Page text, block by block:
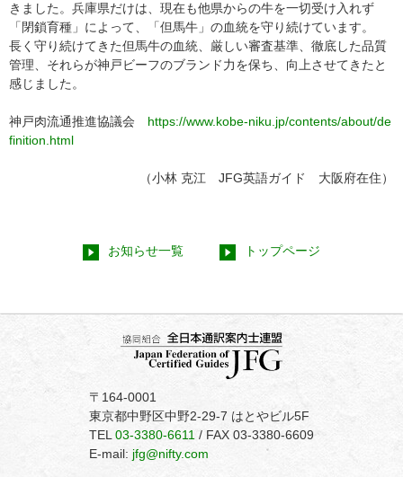
きました。兵庫県だけは、現在も他県からの牛を一切受け入れず
「閉鎖育種」によって、「但馬牛」の血統を守り続けています。
長く守り続けてきた但馬牛の血統、厳しい審査基準、徹底した品質
管理、それらが神戸ビーフのブランド力を保ち、向上させてきたと
感じました。
神戸肉流通推進協議会 https://www.kobe-niku.jp/contents/about/de
finition.html
（小林 克江 JFG英語ガイド 大阪府在住）
お知らせ一覧 トップページ
〒164-0001
東京都中野区中野2-29-7 はとやビル5F
TEL03-3380-6611 / FAX 03-3380-6609
E-mail: jfg@nifty.com